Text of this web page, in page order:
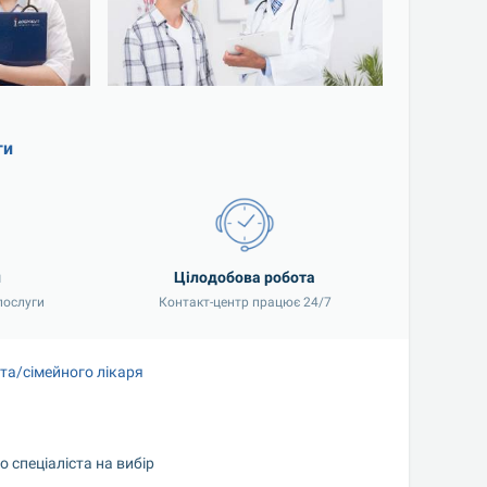
Цілодобова робота
Контакт-центр працює 24/7
сімейного лікаря
спеціаліста на вибір